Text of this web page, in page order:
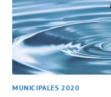
MUNICIPALES 2020